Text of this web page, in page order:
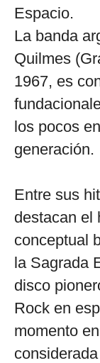
Espacio.
La banda
Quilmes
1967, es
los pocos
generación.
Entre sus
destacan el
conceptual
la Sagrada
disco
Rock en
momento